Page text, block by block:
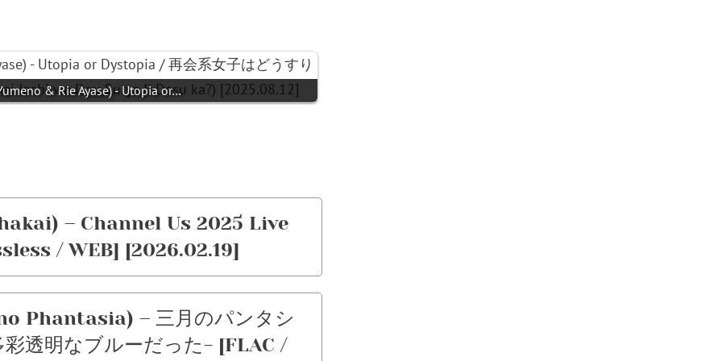
& Rie Ayase) - Utopia or…
– Channel Us 2025 Live
/ WEB] [2026.02.19]
Phantasia) – 三月のパンタシ
透明なブルーだった- [FLAC /